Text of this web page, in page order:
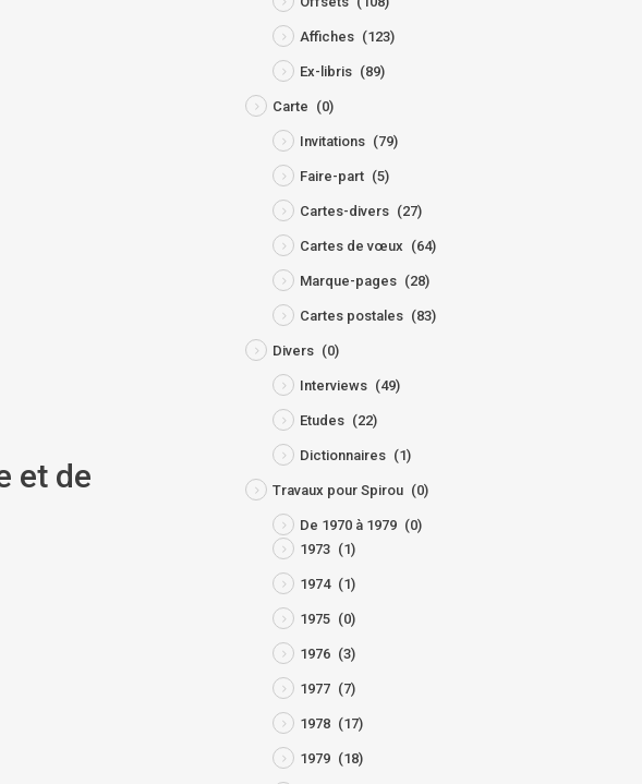
et de
Affiches (123)
Ex-libris (89)
Carte (0)
Invitations (79)
Faire-part (5)
Cartes-divers (27)
Cartes de vœux (64)
Marque-pages (28)
Cartes postales (83)
Divers (0)
Interviews (49)
Etudes (22)
Dictionnaires (1)
Travaux pour Spirou (0)
De 1970 à 1979 (0)
1973 (1)
1974 (1)
1975 (0)
1976 (3)
1977 (7)
1978 (17)
1979 (18)